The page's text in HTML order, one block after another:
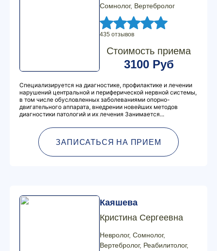
Сомнолог, Вертебролог
435 отзывов
Стоимость приема
3100 Руб
Специализируется на диагностике, профилактике и лечении
нарушений центральной и периферической нервной системы,
в том числе обусловленных заболеваниями опорно-
двигательного аппарата, внедрении новейших методов
диагностики патологий и их лечения Занимается...
ЗАПИСАТЬСЯ НА ПРИЕМ
Каяшева
Кристина Сергеевна
Невролог, Сомнолог,
Вертебролог, Реабилитолог,